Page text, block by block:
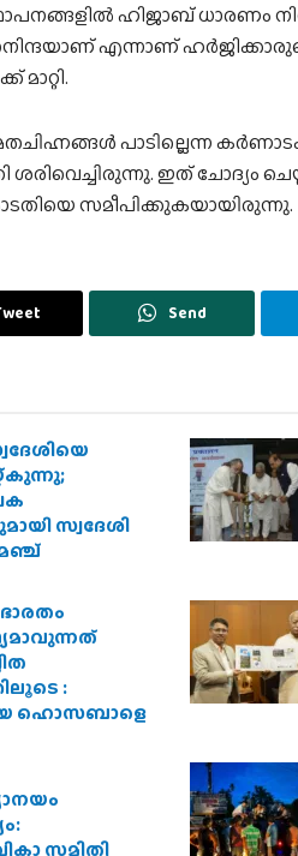
ഹിജാബ് ധാരണം
എന്നാണ്
പാടില്ലെന്ന
ഇത് ചോദ്യം
സമീപിക്കുകയായിരുന്നു.
Send
സ്വദേശി
:
ഹൊസബാളെ
സമിതി